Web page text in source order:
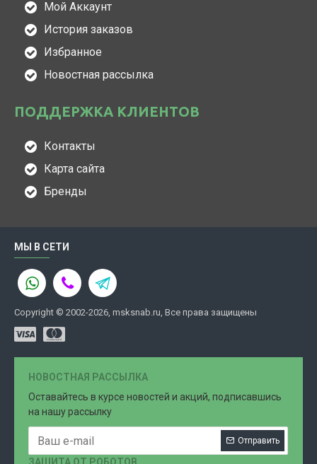
Мой Аккаунт
История заказов
Избранное
Новостная рассылка
ПОДДЕРЖКА КЛИЕНТОВ
Контакты
Карта сайта
Бренды
МЫ В СЕТИ
Copyright © 2002-2026, msksnab.ru, Все права защищены
НОВОСТНАЯ РАССЫЛКА
Оставайтесь в курсе новостей и акций, подписавшись
на нашу рассылку
Отправить